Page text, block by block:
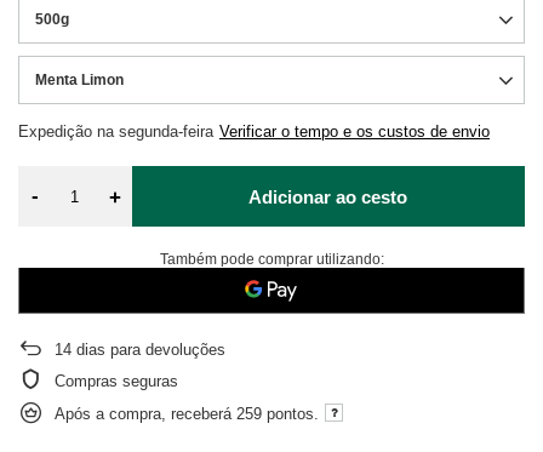
500g
Menta Limon
Expedição na segunda-feira Verificar o tempo e os custos de envio
- + Adicionar ao cesto
Também pode comprar utilizando:
14 dias para devoluções
Compras seguras
Após a compra, receberá 259 pontos.